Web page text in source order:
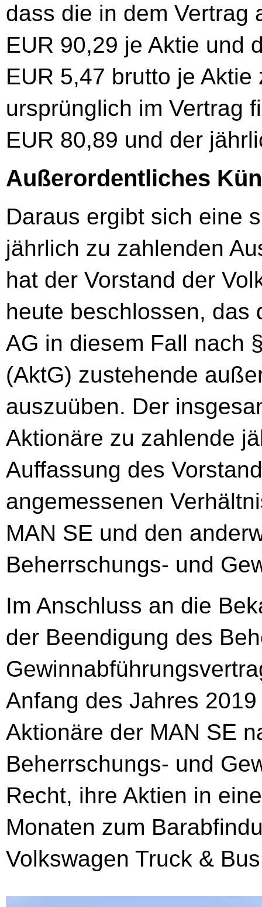
dass die in dem Vertrag
EUR 90,29 je Aktie und
EUR 5,47 brutto je
ursprünglich im Vertrag
EUR 80,89 und der
Außerordentliches
Daraus ergibt sich eine
jährlich zu zahlenden
hat der Vorstand der
heute beschlossen, das
AG in diesem Fall nach
(AktG) zustehende
auszuüben. Der
Aktionäre zu zahlende
Auffassung des
angemessenen
MAN SE und den
Beherrschungs- und
Im Anschluss an die
der Beendigung des
Anfang des Jahres
Aktionäre der MAN SE
Beherrschungs- und
Recht, ihre Aktien in
Monaten zum
Volkswagen Truck &